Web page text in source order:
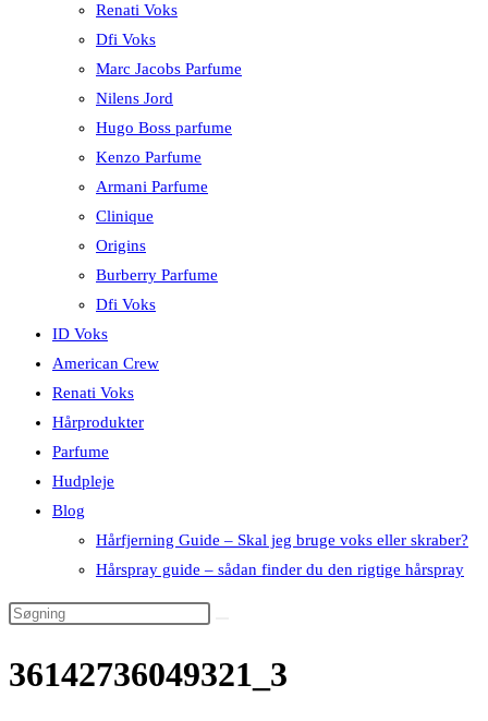
Renati Voks
Dfi Voks
Marc Jacobs Parfume
Nilens Jord
Hugo Boss parfume
Kenzo Parfume
Armani Parfume
Clinique
Origins
Burberry Parfume
Dfi Voks
ID Voks
American Crew
Renati Voks
Hårprodukter
Parfume
Hudpleje
Blog
Hårfjerning Guide – Skal jeg bruge voks eller skraber?
Hårspray guide – sådan finder du den rigtige hårspray
36142736049321_3